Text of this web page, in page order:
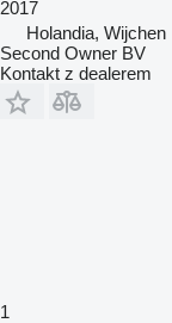
2017
Holandia, Wijchen
Second Owner BV
Kontakt z dealerem
1